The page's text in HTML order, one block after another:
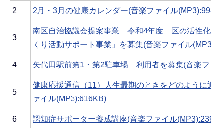
2 2月・3月の健康カレンダー(音楽ファイル
3
南区自治協議会提案事業 令和4年度 区の活性化
くり活動サポート事業」を募集(音楽ファイル
4 矢代田駅前第1・第2駐車場 利用者を募集(音楽ファ
5
健康応援通信（11）人生最期のときをどのように迎
ァイル(MP3):616KB)
6 認知症サポーター養成講座(音楽ファイル